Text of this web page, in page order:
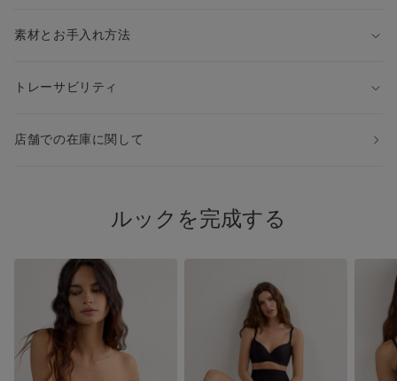
素材とお手入れ方法
トレーサビリティ
店舗での在庫に関して
ルックを完成する